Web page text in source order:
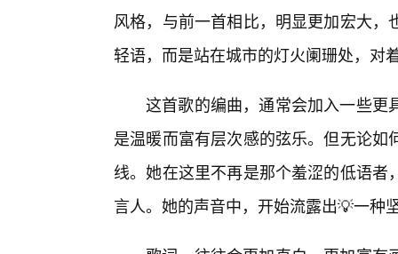
风格，与前一首相比，明显更加宏大
轻语，而是站在城市的灯火阑珊处，对
这首歌的编曲，通常会加入一些更
是温暖而富有层次感的弦乐。但无论
线。她在这里不再是那个羞涩的低语
言人。她的声音中，开始流露出💡一